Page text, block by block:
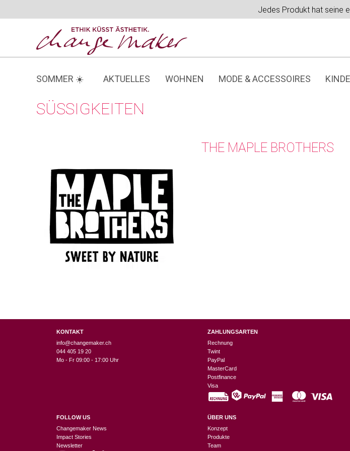
Jedes Produkt hat seine
SOMMER ☀️ AKTUELLES WOHNEN MODE & ACCESSOIRES
SÜSSIGKEITEN
THE MAPLE BROTHERS
KONTAKT
info@changemaker.ch
044 405 19 20
Mo - Fr 09:00 - 17:00 Uhr
FOLLOW US
Changemaker News
Impact Stories
Newsletter
ZAHLUNGSARTEN
Rechnung
Twint
PayPal
MasterCard
Postfinance
Visa
ÜBER UNS
Konzept
Produkte
Team